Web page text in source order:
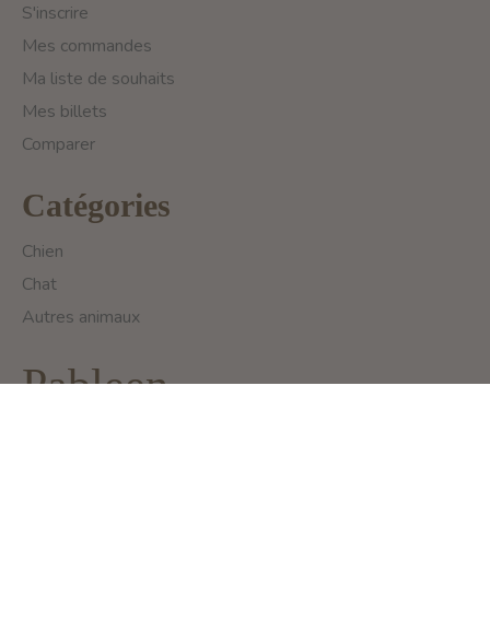
S'inscrire
Mes commandes
Ma liste de souhaits
Mes billets
Comparer
Catégories
Chien
Chat
Autres animaux
Pableen